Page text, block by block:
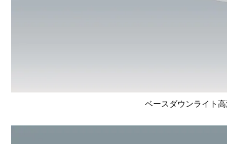
ベースダウンライト